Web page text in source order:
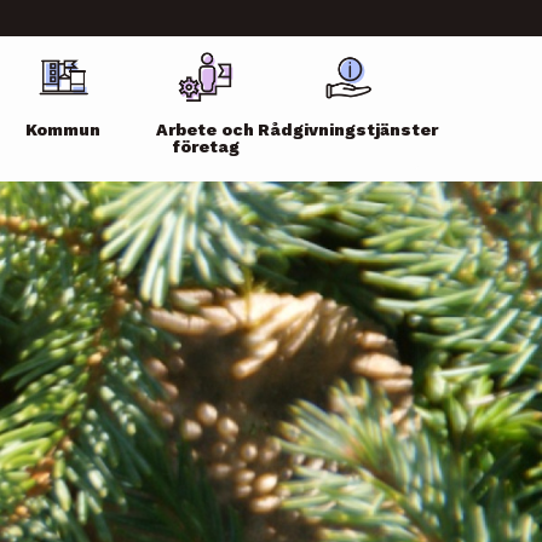
Kommun
Arbete och
företag
Rådgivningstjänster